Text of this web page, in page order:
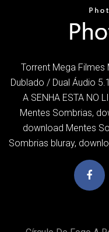
Torrent Mega Filmes
Dublado / Dual Áudio
A SENHA ESTA NO
Mentes Sombrias,
download Mentes
Sombrias bluray,